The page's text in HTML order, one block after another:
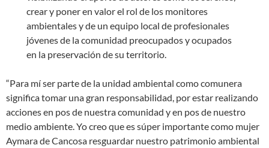
crear y poner en valor el rol de los monitores
ambientales y de un equipo local de profesionales
jóvenes de la comunidad preocupados y ocupados
en la preservación de su territorio.
“Para mí ser parte de la unidad ambiental como comunera
significa tomar una gran responsabilidad, por estar realizando
acciones en pos de nuestra comunidad y en pos de nuestro
medio ambiente. Yo creo que es súper importante como mujer
Aymara de Cancosa resguardar nuestro patrimonio ambiental